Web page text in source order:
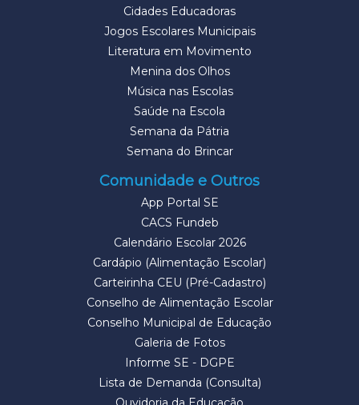
Cidades Educadoras
Jogos Escolares Municipais
Literatura em Movimento
Menina dos Olhos
Música nas Escolas
Saúde na Escola
Semana da Pátria
Semana do Brincar
Comunidade e Outros
App Portal SE
CACS Fundeb
Calendário Escolar 2026
Cardápio (Alimentação Escolar)
Carteirinha CEU (Pré-Cadastro)
Conselho de Alimentação Escolar
Conselho Municipal de Educação
Galeria de Fotos
Informe SE - DGPE
Lista de Demanda (Consulta)